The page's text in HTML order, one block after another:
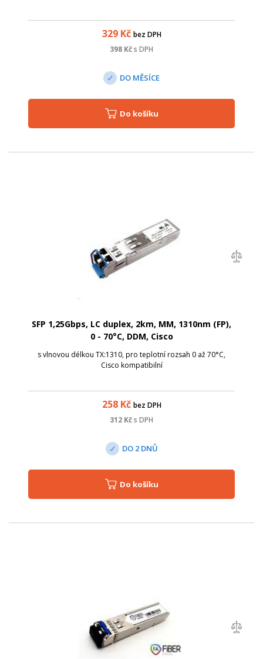
329Kč bez DPH
398 Kčs DPH
DO MĚSÍCE
Do košíku
SFP 1,25Gbps, LC duplex, 2km, MM, 1310nm (FP),
0 - 70°C, DDM, Cisco
s vlnovou délkou TX:1310, pro teplotní rozsah 0 až 70°C,
Cisco kompatibilní
258Kč bez DPH
312 Kčs DPH
DO 2 DNŮ
Do košíku